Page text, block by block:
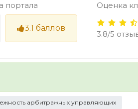
портала
3.1 баллов
Оценка
3.8/5
арбитражных управляющих